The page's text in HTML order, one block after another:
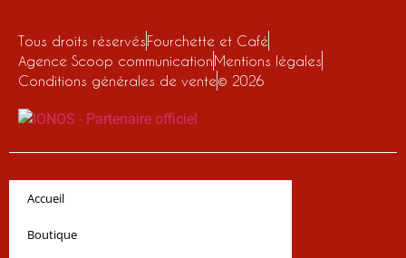
Tous droits réservésFourchette et Café
Agence Scoop communicationMentions légales
Conditions générales de vente© 2026
Accueil
Boutique